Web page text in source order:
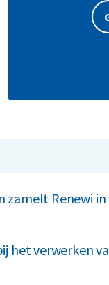
zamelt Renewi
het verwerken